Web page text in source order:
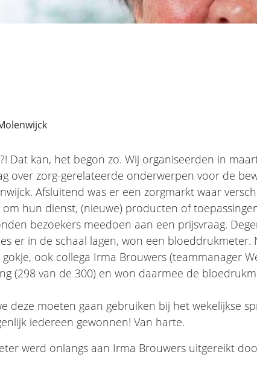
Dat kan, het begon zo. Wij organiseerden in
over zorg-gerelateerde onderwerpen voor de
Afsluitend was er een zorgmarkt waar
om hun dienst, (nieuwe) producten of
bezoekers meedoen aan een prijsvraag.
er in de schaal lagen, won een bloeddrukmeter.
ook collega Irma Brouwers (teammanager
(298 van de 300) en won daarmee de
deze moeten gaan gebruiken bij het wekelijkse
iedereen gewonnen! Van harte.
werd onlangs aan Irma Brouwers uitgereikt